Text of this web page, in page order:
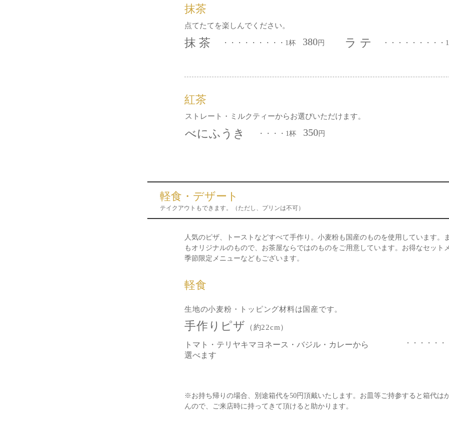
抹茶
点てたてを楽しんでください。
抹 茶 ・・・・・・・・・1杯 380円 ラ テ ・・・・・・・・
紅茶
ストレート・ミルクティーからお選びいただけます。
べにふうき ・・・・1杯 350円
軽食・デザート
テイクアウトもできます。（ただし、プリンは不可）
人気のピザ、トーストなどすべて手作り。小麦粉も国産のものを使用しています。
もオリジナルのもので、お茶屋ならではのものをご用意しています。お得なセット
季節限定メニューなどもございます。
軽食
生地の小麦粉・トッピング材料は国産です。
手作りピザ （約22cm）
トマト・テリヤキマヨネース・バジル・カレーから
選べます
・・・・・
※お持ち帰りの場合、別途箱代を50円頂戴いたします。お皿等ご持参すると箱代は
んので、ご来店時に持ってきて頂けると助かります。